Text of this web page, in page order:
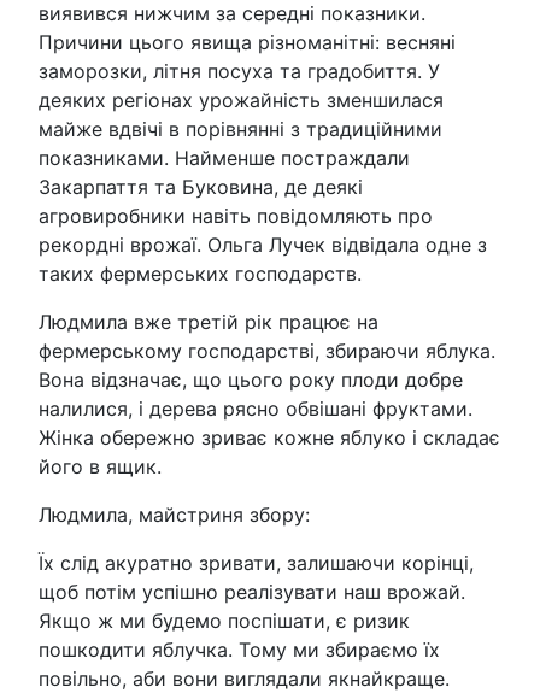
виявився нижчим за середні показники.
Причини цього явища різноманітні: весняні
заморозки, літня посуха та градобиття. У
деяких регіонах урожайність зменшилася
майже вдвічі в порівнянні з традиційними
показниками. Найменше постраждали
Закарпаття та Буковина, де деякі
агровиробники навіть повідомляють про
рекордні врожаї. Ольга Лучек відвідала одне з
таких фермерських господарств.
Людмила вже третій рік працює на
фермерському господарстві, збираючи яблука.
Вона відзначає, що цього року плоди добре
налилися, і дерева рясно обвішані фруктами.
Жінка обережно зриває кожне яблуко і складає
його в ящик.
Людмила, майстриня збору:
Їх слід акуратно зривати, залишаючи корінці,
щоб потім успішно реалізувати наш врожай.
Якщо ж ми будемо поспішати, є ризик
пошкодити яблучка. Тому ми збираємо їх
повільно, аби вони виглядали якнайкраще.